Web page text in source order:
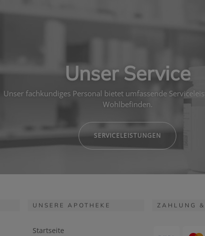
Unser Service
Unser fachkundiges Personal bietet umfassende
Wohlbefinden.
SERVICELEISTUNGEN
UNSERE APOTHEKE
Startseite
ZAHLUNG